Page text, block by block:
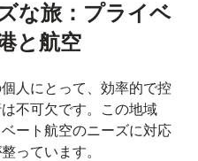
な旅：プライベ
と航空
人にとって、効率的で控
不可欠です。この地域
ート航空のニーズに対応
っています。